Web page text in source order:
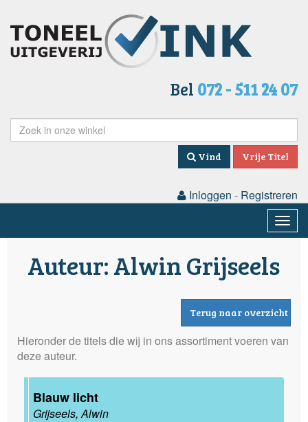
Bel 072 - 511 24 07
Vind Vrije Titel
Inloggen - Registreren
Auteur: Alwin Grijseels
Terug naar overzicht
Hieronder de titels die wij in ons assortiment voeren van
deze auteur.
Blauw licht
Grijseels, Alwin